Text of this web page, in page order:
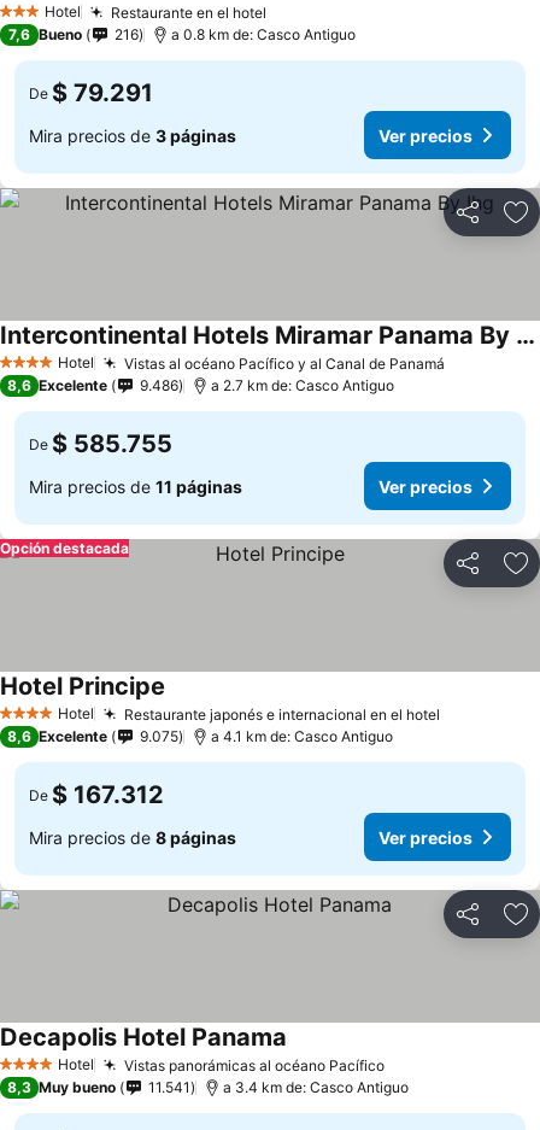
3 Estrellas
Hotel Restaurante en el hotel
7,6 Bueno 216 a 0.8 km de: Casco Antiguo
De $ 79.291
Mira precios de 3 páginas Ver precios
Compartir
4 EstrellasHotel Vistas al océano Pacífico y al Canal de Panamá
Intercontinental Hotels Miramar Panama By Ihg
8,6 Excelente 9.486 a 2.7 km de: Casco Antiguo
De $ 585.755
Mira precios de 11 páginas Ver precios
Compartir
Opción destacada
4 EstrellasHotel Restaurante japonés e internacional en el hotel
Hotel Principe
8,6 Excelente 9.075 a 4.1 km de: Casco Antiguo
De $ 167.312
Mira precios de 8 páginas Ver precios
Compartir
4 EstrellasHotel Vistas panorámicas al océano Pacífico
Decapolis Hotel Panama
8,3 Muy bueno 11.541 a 3.4 km de: Casco Antiguo